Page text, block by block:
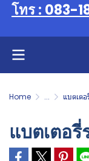
โทร : 083-
Home ... แบตเตอ
แบตเตอรี่